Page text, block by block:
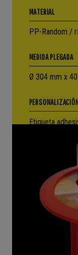
MATERIAL
PP-Random /
MEDIDA PLEGADA
Ø 304 mm x
Etiqueta
Tintas planas: